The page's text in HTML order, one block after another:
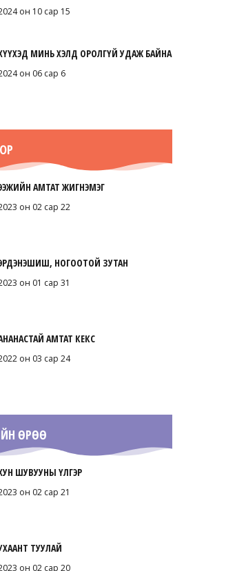
он 10 сар 15
МИНЬ ХЭЛД ОРОЛГҮЙ УДАЖ БАЙНА
он 06 сар 6
АМТАТ ЖИГНЭМЭГ
он 02 сар 22
НОГООТОЙ ЗУТАН
он 01 сар 31
АМТАТ КЕКС
он 03 сар 24
ӨРӨӨ
ШУВУУНЫ ҮЛГЭР
он 02 сар 21
ТУУЛАЙ
он 02 сар 20